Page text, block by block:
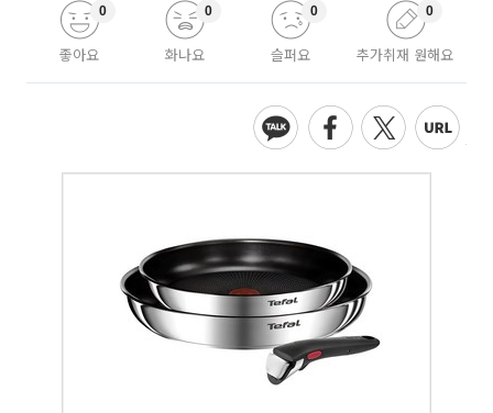
좋아요
0
화나요
0
슬퍼요
0
추가취재 원해요
0